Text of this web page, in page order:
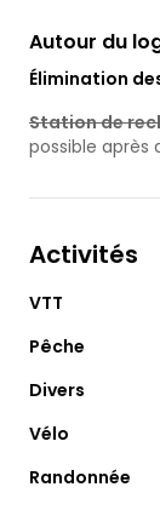
Autour du
Élimination
Station de
possible après
Activités
VTT
Pêche
Divers
Vélo
Randonnée